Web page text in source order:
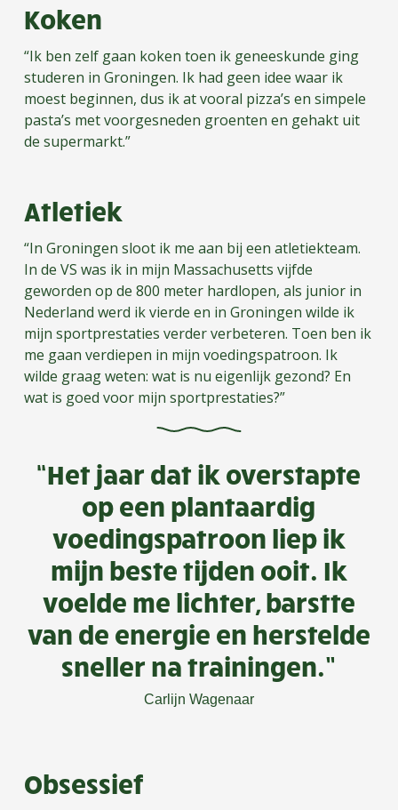
Koken
“Ik ben zelf gaan koken toen ik geneeskunde ging
studeren in Groningen. Ik had geen idee waar ik
moest beginnen, dus ik at vooral pizza’s en simpele
pasta’s met voorgesneden groenten en gehakt uit
de supermarkt.”
Atletiek
“In Groningen sloot ik me aan bij een atletiekteam.
In de VS was ik in mijn Massachusetts vijfde
geworden op de 800 meter hardlopen, als junior in
Nederland werd ik vierde en in Groningen wilde ik
mijn sportprestaties verder verbeteren. Toen ben ik
me gaan verdiepen in mijn voedingspatroon. Ik
wilde graag weten: wat is nu eigenlijk gezond? En
wat is goed voor mijn sportprestaties?”
Carlijn Wagenaar
“Het jaar dat ik overstapte
op een plantaardig
voedingspatroon liep ik
mijn beste tijden ooit. Ik
voelde me lichter, barstte
van de energie en herstelde
sneller na trainingen.”
Obsessief